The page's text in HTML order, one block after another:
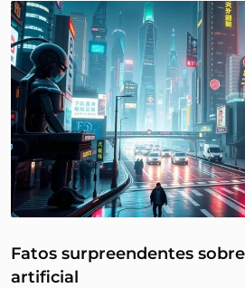
Fatos surpreendentes
artificial